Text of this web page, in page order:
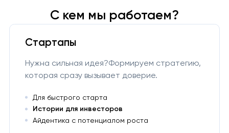
С кем мы работаем?
Стартапы
Нужна сильная идея?Формируем стратегию,
которая сразу вызывает доверие.
Для быстрого старта
Истории для инвесторов
Айдентика с потенциалом роста